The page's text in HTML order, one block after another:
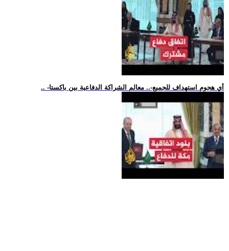
.. -أي هجوم استهداف للجميع-.. معالم الشراكة الدفاعية بين باكستا